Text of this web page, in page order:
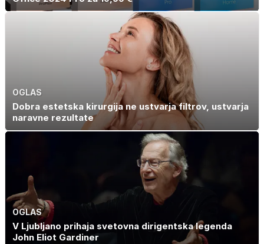
OGLAS
Dobra estetska kirurgija ne ustvarja filtrov, ustvarja
naravne rezultate
OGLAS
V Ljubljano prihaja svetovna dirigentska legenda
John Eliot Gardiner